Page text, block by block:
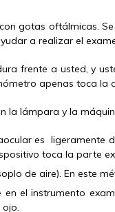
gotas oftálmicas.
a realizar el
frente a usted, y
apenas toca la
la lámpara y la
es ligeramente
toca la parte
de aire). En este
el instrumento